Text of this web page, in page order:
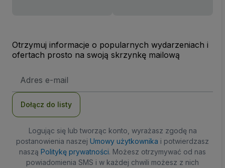
Otrzymuj informacje o popularnych wydarzeniach i
ofertach prosto na swoją skrzynkę mailową
e-
Dołącz do listy
Logując się lub tworząc konto, wyrażasz zgodę na
postanowienia naszej Umowy użytkownika i potwierdzasz
naszą Politykę prywatności. Możesz otrzymywać od nas
powiadomienia SMS i w każdej chwili możesz z nich